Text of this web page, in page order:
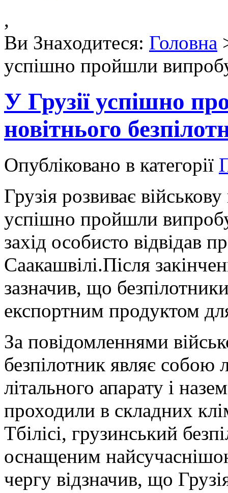
,
Ви Знаходитеся: Головна
успішно пройшли
У Грузії успішно
новітнього
Опубліковано в категорії
Грузія розвиває
успішно пройшли
захід особисто відвідав
Саакашвілі.Після
зазначив, що
експортним продуктом
За повідомленнями
безпілотник являє собою
літального апарату і
проходили в складних
Тбілісі, грузинський
оснащеним
чергу відзначив, що